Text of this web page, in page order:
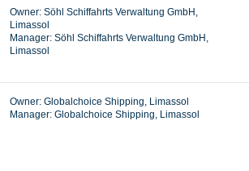
Owner: Söhl Schiffahrts Verwaltung GmbH,
Limassol
Manager: Söhl Schiffahrts Verwaltung GmbH,
Limassol
Owner: Globalchoice Shipping, Limassol
Manager: Globalchoice Shipping, Limassol